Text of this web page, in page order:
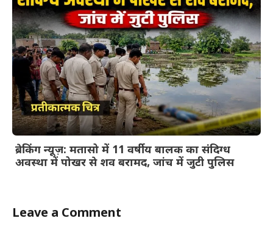
ब्रेकिंग न्यूज़: मतासो में 11 वर्षीय बालक का संदिग्ध
अवस्था में पोखर से शव बरामद, जांच में जुटी पुलिस
Leave a Comment